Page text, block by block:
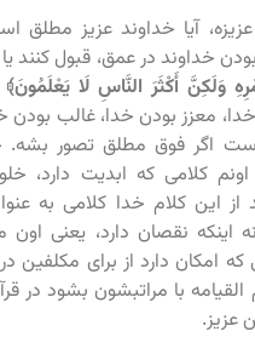
آیا خداوند عزیز مطلق
خداوند در عمق، قبول کنند یا
وَلَكِنَّ أَكْثَرَ النَّاسِ لَا
معزز بودن خدا، غالب بودن
اگر فوق مطلق تصور بشه.
کلامی که ابدیت دارد،
این کلام خدا کلامی به
نه اینکه نقصان دارد، یعنی
که امکان دارد از برای
القیامه با مراتبشون بشود در
عزیز.